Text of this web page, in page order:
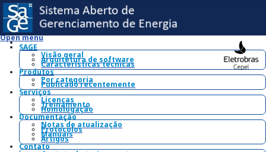
Open menu
SAGE
Visão geral
Arquitetura de software
Características técnicas
Produtos
Por categoria
Publicado recentemente
Serviços
Licenças
Treinamento
Homologação
Documentação
Notas de atualização
Protocolos
Manuais
Artigos
Contato